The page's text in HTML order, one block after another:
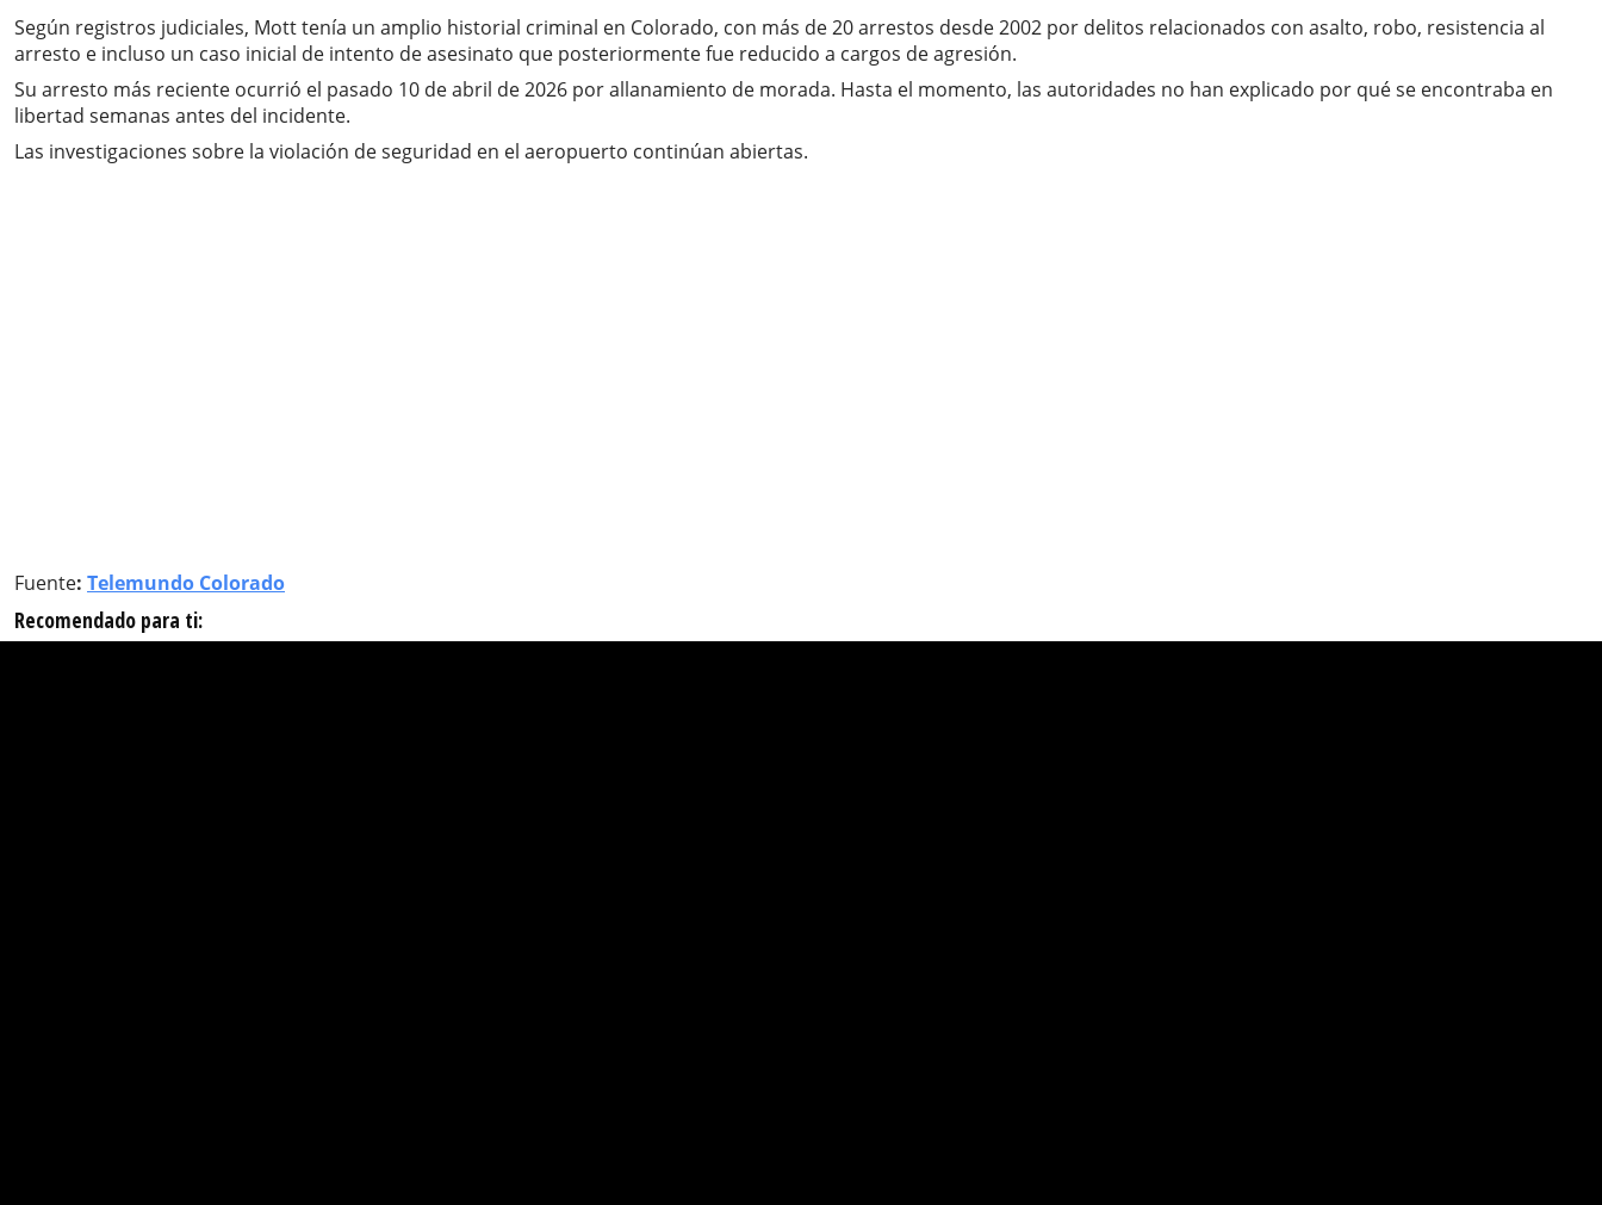
Según registros judiciales, Mott tenía un amplio historial criminal en Colorado, con más de 20 arrestos desde 2002 por delitos relacionados con asalto, robo, resistencia al
arresto e incluso un caso inicial de intento de asesinato que posteriormente fue reducido a cargos de agresión.
Su arresto más reciente ocurrió el pasado 10 de abril de 2026 por allanamiento de morada. Hasta el momento, las autoridades no han explicado por qué se encontraba en
libertad semanas antes del incidente.
Las investigaciones sobre la violación de seguridad en el aeropuerto continúan abiertas.
Fuente: Telemundo Colorado
Recomendado para ti: